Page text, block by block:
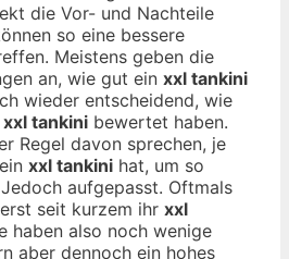
die Vor- und Nachteile
so eine bessere
Meistens geben die
an, wie gut ein xxl tankini
wieder entscheidend, wie
xxl tankini bewertet haben.
Regel davon sprechen, je
xxl tankini hat, um so
aufgepasst. Oftmals
seit kurzem ihr xxl
haben also noch wenige
aber dennoch ein hohes